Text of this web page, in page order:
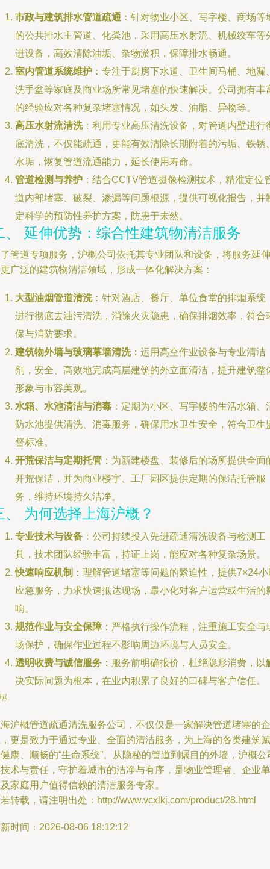
市政与建筑排水管道疏通 ：针对物业小区、写字楼、商场等
的公共排水主管道、化粪池，采用高压水射流、机械绞车等
进设备，高效清除油垢、杂物淤积，保障排水畅通。
室内管道系统维护 ：专注于厨房下水道、卫生间马桶、地漏
洗手盆等家庭及商业场所常见堵塞的快速解决。公司拥有丰
的经验应对各种复杂堵塞情况，如头发、油脂、异物等。
高压水射流清洗：利用专业高压清洗设备，对管道内壁进行
底清洗，不仅能疏通，更能有效清除长期附着的污垢、铁锈
水垢，恢复管道流通能力，延长使用寿命。
管道检测与养护 ：结合CCTV管道摄像检测技术，精准定位
道内部堵塞、破裂、渗漏等问题根源，提供可视化报告，并
定科学的预防性养护方案，防患于未然。
、 延伸优势：综合性建筑物清洁服务
管道专项服务，沪概公司依托其专业团队和设备，将服务延伸
广泛的建筑物清洁领域，形成一体化解决方案：
大型油烟管道清洗：针对酒店、餐厅、单位食堂的排烟系统
进行彻底去油污清洗，消除火灾隐患，确保排烟效率，符合
保与消防要求。
建筑物外墙与玻璃幕墙清洗：运用高空作业设备与专业清洁
剂，安全、高效地完成高层建筑的外立面清洁，提升建筑整
形象与市容美观。
水箱、水池清洁与消毒 ：定期为小区、写字楼的生活水箱、
防水池提供清洗、消毒服务，确保用水卫生安全，符合卫生
督标准。
开荒保洁与定期托管 ：为新建楼盘、装修后的场所提供全面
开荒保洁，并为商业楼宇、工厂园区提供定期的保洁托管服
务，维持环境持久洁净。
、 为何选择上海沪概？
专业技术与设备 ：公司持续投入先进疏通清洗设备与检测工
具，技术团队经验丰富，持证上岗，能应对各种复杂场景。
快速响应机制 ：理解管道堵塞等问题的紧迫性，提供7×24
应急服务，力求快速抵达现场，最小化对客户运营或生活的
响。
规范作业与安全保障 ：严格执行操作流程，注重施工安全与
场保护，确保作业过程不影响周边环境与人员安全。
透明收费与诚信服务 ：服务前明确报价，杜绝隐形消费，以
决实际问题为根本，在业内积累了良好的口碑与客户信任。
沪概管道疏通清洗服务公司，不仅仅是一家解决管道堵塞的企
更是致力于通过专业、全面的清洁服务，为上海的各类建筑赋
康、顺畅的“生命系统”。从隐秘的管道到瞩目的外墙，沪概公
术与责任，守护着城市的洁净与有序，是物业管理者、企业单
家庭用户值得信赖的清洁服务专家。
转载，请注明出处：http://www.vcxlkj.com/product/28.html
时间：2026-08-06 18:12:12